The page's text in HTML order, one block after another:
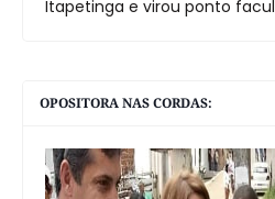
Itapetinga e virou ponto
OPOSITORA NAS CORDAS: